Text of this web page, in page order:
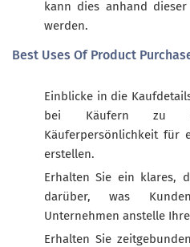
kann dies anhand
werden.
Best Uses Of Product
Einblicke in die
bei Käufern zu
Käuferpersönlichkeit für
erstellen.
Erhalten Sie ein klares,
darüber, was
Unternehmen anstelle
Erhalten Sie